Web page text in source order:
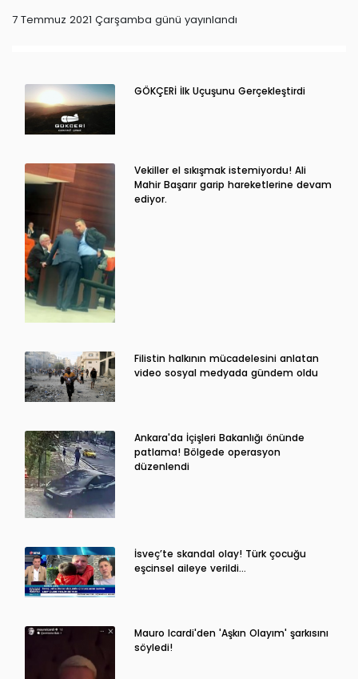
7 Temmuz 2021 Çarşamba günü yayınlandı
GÖKÇERİ İlk Uçuşunu Gerçekleştirdi
Vekiller el sıkışmak istemiyordu! Ali
Mahir Başarır garip hareketlerine devam
ediyor.
Filistin halkının mücadelesini anlatan
video sosyal medyada gündem oldu
Ankara'da İçişleri Bakanlığı önünde
patlama! Bölgede operasyon
düzenlendi
İsveç’te skandal olay! Türk çocuğu
eşcinsel aileye verildi…
Mauro Icardi'den 'Aşkın Olayım' şarkısını
söyledi!